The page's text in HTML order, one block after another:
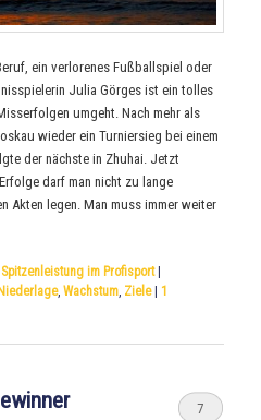
ein verlorenes Fußballspiel oder
Julia Görges ist ein tolles
umgeht. Nach mehr als
wieder ein Turniersieg bei einem
der nächste in Zhuhai. Jetzt
darf man nicht zu lange
Akten legen. Man muss immer weiter
Spitzenleistung im Profisport
Niederlage,Wachstum, Ziele |1
7